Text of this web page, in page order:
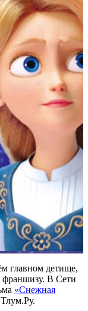
главном детище,
франшизу. В Сети
«Снежная